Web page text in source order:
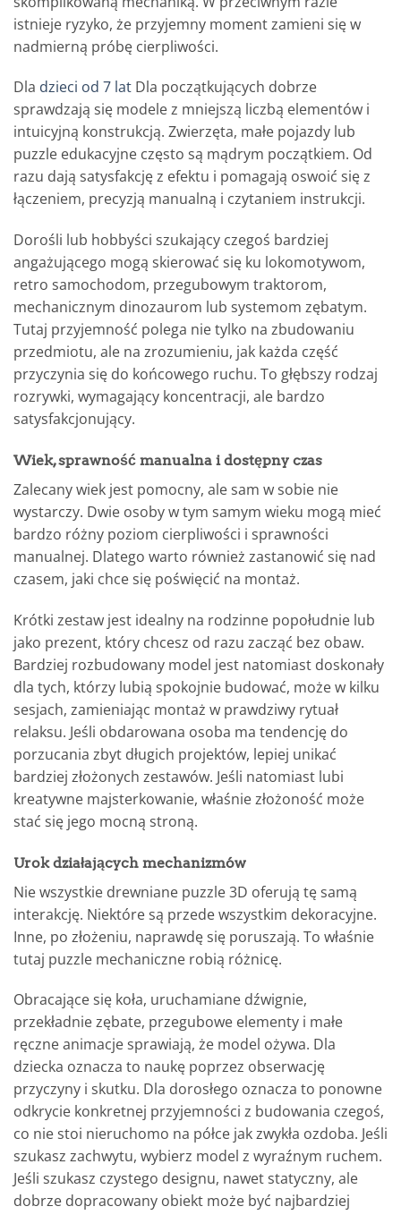
istnieje ryzyko, że przyjemny moment zamieni się w
nadmierną próbę cierpliwości.
Dla dzieci od 7 lat Dla początkujących dobrze
sprawdzają się modele z mniejszą liczbą elementów i
intuicyjną konstrukcją. Zwierzęta, małe pojazdy lub
puzzle edukacyjne często są mądrym początkiem. Od
razu dają satysfakcję z efektu i pomagają oswoić się z
łączeniem, precyzją manualną i czytaniem instrukcji.
Dorośli lub hobbyści szukający czegoś bardziej
angażującego mogą skierować się ku lokomotywom,
retro samochodom, przegubowym traktorom,
mechanicznym dinozaurom lub systemom zębatym.
Tutaj przyjemność polega nie tylko na zbudowaniu
przedmiotu, ale na zrozumieniu, jak każda część
przyczynia się do końcowego ruchu. To głębszy rodzaj
rozrywki, wymagający koncentracji, ale bardzo
satysfakcjonujący.
Wiek, sprawność manualna i dostępny czas
Zalecany wiek jest pomocny, ale sam w sobie nie
wystarczy. Dwie osoby w tym samym wieku mogą mieć
bardzo różny poziom cierpliwości i sprawności
manualnej. Dlatego warto również zastanowić się nad
czasem, jaki chce się poświęcić na montaż.
Krótki zestaw jest idealny na rodzinne popołudnie lub
jako prezent, który chcesz od razu zacząć bez obaw.
Bardziej rozbudowany model jest natomiast doskonały
dla tych, którzy lubią spokojnie budować, może w kilku
sesjach, zamieniając montaż w prawdziwy rytuał
relaksu. Jeśli obdarowana osoba ma tendencję do
porzucania zbyt długich projektów, lepiej unikać
bardziej złożonych zestawów. Jeśli natomiast lubi
kreatywne majsterkowanie, właśnie złożoność może
stać się jego mocną stroną.
Urok działających mechanizmów
Nie wszystkie drewniane puzzle 3D oferują tę samą
interakcję. Niektóre są przede wszystkim dekoracyjne.
Inne, po złożeniu, naprawdę się poruszają. To właśnie
tutaj puzzle mechaniczne robią różnicę.
Obracające się koła, uruchamiane dźwignie,
przekładnie zębate, przegubowe elementy i małe
ręczne animacje sprawiają, że model ożywa. Dla
dziecka oznacza to naukę poprzez obserwację
przyczyny i skutku. Dla dorosłego oznacza to ponowne
odkrycie konkretnej przyjemności z budowania czegoś,
co nie stoi nieruchomo na półce jak zwykła ozdoba. Jeśli
szukasz zachwytu, wybierz model z wyraźnym ruchem.
Jeśli szukasz czystego designu, nawet statyczny, ale
dobrze dopracowany obiekt może być najbardziej